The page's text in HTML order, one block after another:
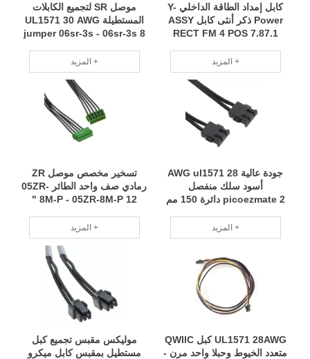
موصل SR لتجميع الكابلات
المستطيلة UL1571 30 AWG
jumper 06sr-3s - 06sr-3s 8
المزيد +
كابل إمداد الطاقة الداخلي Y-
Power ذكر أنثى كابل ASSY
RECT FM 4 POS 7.87.1
المزيد +
تسخير مخصص موصل ZR
رمادي صف واحد الطائر 05ZR-
8M-P - 05ZR-8M-P 12 "
المزيد +
جودة عالية 28 AWG ul1571
أسود سلك منفصل
picoezmate 2 دائرة 150 مم
المزيد +
موليكس مقبس تجميع كبل
مستطيل بمقبس كابل ميكرو
UL1571 28AWG كبل QWIIC
متعدد الخيوط وحبلا واحد مرن -